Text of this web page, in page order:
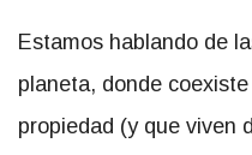
Estamos hablando de
planeta, donde
propiedad (y que viven